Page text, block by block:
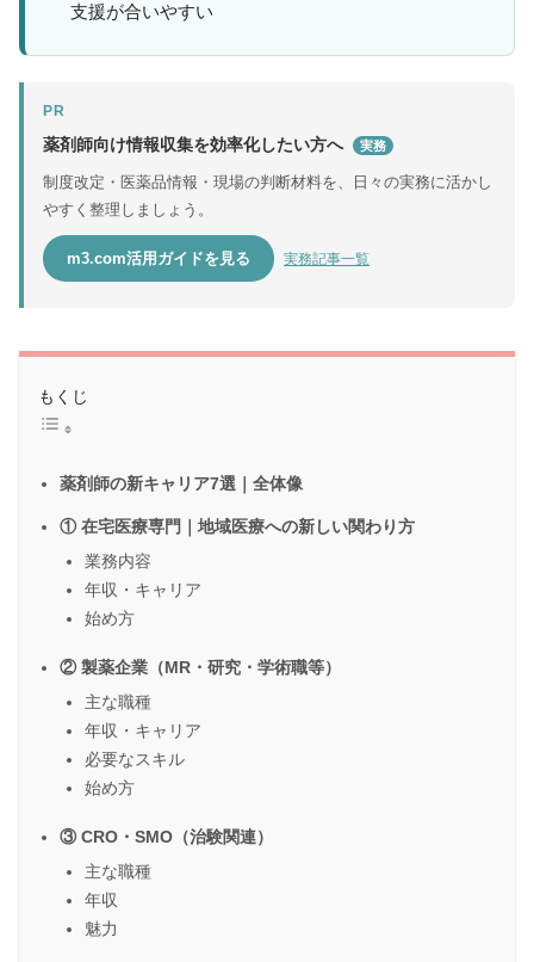
支援が合いやすい
PR
薬剤師向け情報収集を効率化したい方へ 実務
制度改定・医薬品情報・現場の判断材料を、日々の実務に活かし
やすく整理しましょう。
m3.com活用ガイドを見る 実務記事一覧
もくじ
薬剤師の新キャリア7選｜全体像
① 在宅医療専門｜地域医療への新しい関わり方
業務内容
年収・キャリア
始め方
② 製薬企業（MR・研究・学術職等）
主な職種
年収・キャリア
必要なスキル
始め方
③ CRO・SMO（治験関連）
主な職種
年収
魅力